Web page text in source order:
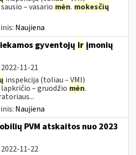
– vasario mėn. mokesčių
Naujiena
gyventojų ir įmonių
2022-11-21
inspekcija (toliau – VMI)
– gruodžio mėn.
Naujiena
PVM atskaitos nuo 2023
2022-11-22